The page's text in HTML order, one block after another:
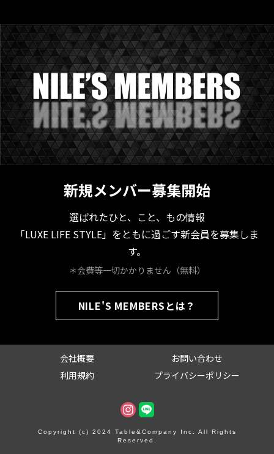
新規メンバー募集開始
選ばれたひと、こと、もの情報
「LUXE LIFE STYLE」をともに過ごす新会員を募集しま
す。
＊会費等一切かかりません（無料）
NILE'S MEMBERSとは？
会社概要
お問い合わせ
利用規約
プライバシーポリシー
Copyright (c) 2024 Table&Company Inc. All Rights
Reserved.